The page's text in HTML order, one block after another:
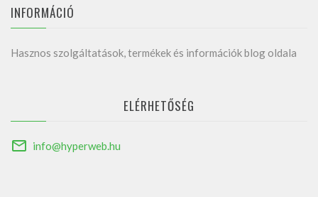
INFORMÁCIÓ
Hasznos szolgáltatások, termékek és információk blog oldala
ELÉRHETŐSÉG
info@hyperweb.hu